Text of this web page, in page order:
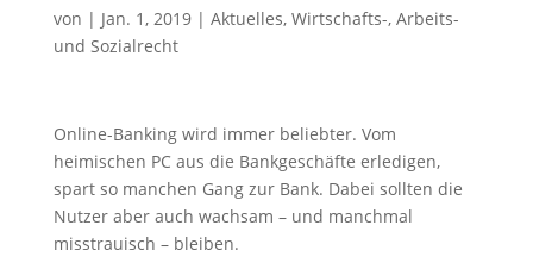
von | Jan. 1, 2019| Aktuelles, Wirtschafts-, Arbeits-
und Sozialrecht
Online-Banking wird immer beliebter. Vom
heimischen PC aus die Bankgeschäfte erledigen,
spart so manchen Gang zur Bank. Dabei sollten die
Nutzer aber auch wachsam – und manchmal
misstrauisch – bleiben.